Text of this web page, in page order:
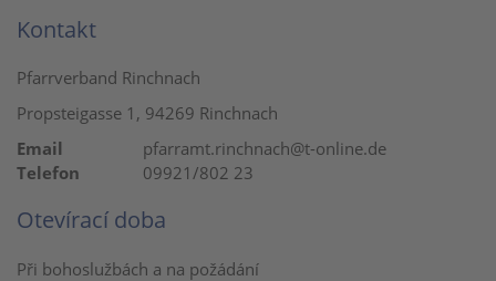
Kontakt
Pfarrverband Rinchnach
Propsteigasse 1, 94269 Rinchnach
Email
pfarramt.rinchnach@t-online.de
Telefon
09921/802 23
Otevírací doba
Při bohoslužbách a na požádání